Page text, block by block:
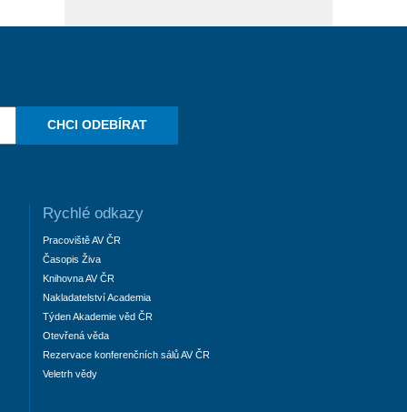
CHCI ODEBÍRAT
Rychlé odkazy
Pracoviště AV ČR
Časopis Živa
Knihovna AV ČR
Nakladatelství Academia
Týden Akademie věd ČR
Otevřená věda
Rezervace konferenčních sálů AV ČR
Veletrh vědy